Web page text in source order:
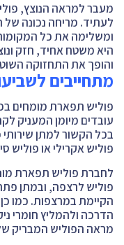
מעבר למראה הנוצץ,
לעתיד. מריחה נכונה של
ומשלימה את כל
היא משטח אחיד, חזק
והופך את התחזוקה
מתחייבים
פוליש תפארת מומחים
עובדים מיומן המעניק
בכל הקשור למתן
פוליש אקרילי או פוליש
לחברת פוליש תפארת
פוליש לרצפה, ובמתן
הקיימת במרצפות. כמו
הדרכה ולהמליץ חומרי
מראה הפוליש המבריק